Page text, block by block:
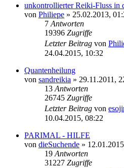
unkontrollierter Reiki-Fluss in
von Philiepe » 25.02.2013,
7 Antworten
19396 Zugriffe
Letzter Beitrag von
24.04.2015, 10:32
Quantenheilung
von sandreikia » 29.11.2011,
13 Antworten
26745 Zugriffe
Letzter Beitrag von
10.04.2015, 08:22
PARIMAL - HILFE
von dieSuchende »
19 Antworten
31227 Zugriffe